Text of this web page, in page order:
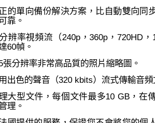
的單向備份解決方案，比自動雙向同
靠。
辨率視頻流（240p，360p，720HD
60幀。
張分辨率非常高品質的照片縮略圖。
出色的聲音（320 kbits）流式傳輸音
大型文件，每個文件最多10 GB，在
理。